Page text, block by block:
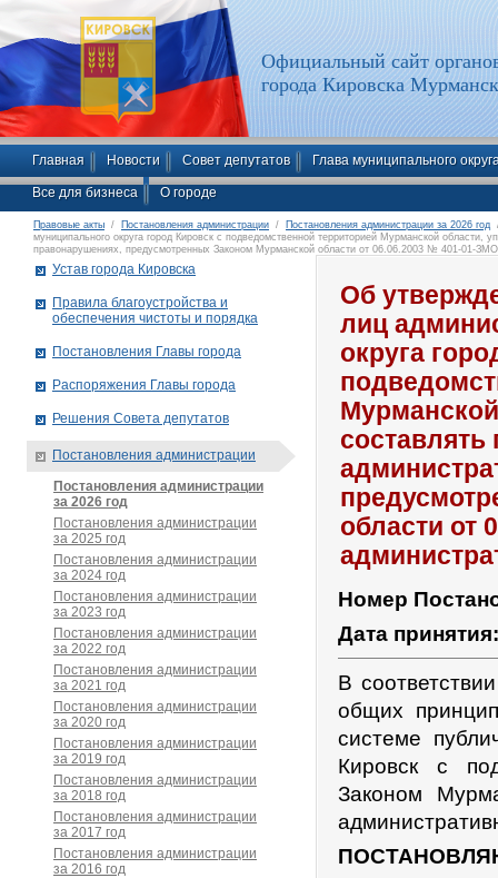
Официальный сайт
города Кировска
Главная Новости Совет депутатов Глава муниципального
Все для бизнеса О городе
Правовые акты / Постановления администрации / Постановления администрации за 2026 год
муниципального округа город Кировск с подведомственной территорией Мурманской области,
правонарушениях, предусмотренных Законом Мурманской области от 06.06.2003 № 401-01-
Об
лиц
округа
области от
Номер
Дата
В
общих
системе
Кировск с
Законом
Устав города Кировска
Правила благоустройства и
обеспечения чистоты и порядка
Постановления Главы города
Распоряжения Главы города
Решения Совета депутатов
Постановления администрации
Постановления администрации
за 2026 год
Постановления администрации
за 2025 год
Постановления администрации
за 2024 год
Постановления администрации
за 2023 год
Постановления администрации
за 2022 год
Постановления администрации
за 2021 год
Постановления администрации
за 2020 год
Постановления администрации
за 2019 год
Постановления администрации
за 2018 год
Постановления администрации
за 2017 год
Постановления администрации
за 2016 год